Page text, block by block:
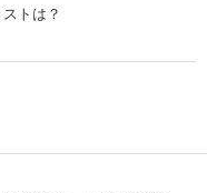
トは？